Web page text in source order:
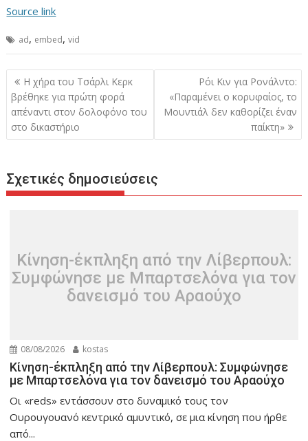
Source link
ad, embed,vid
Πλοήγηση
άρθρων
Η χήρα του Τσάρλι Κερκ
βρέθηκε για πρώτη φορά
απέναντι στον δολοφόνο του
στο δικαστήριο
Ρόι Κιν για Ρονάλντο:
«Παραμένει ο κορυφαίος, το
Μουντιάλ δεν καθορίζει έναν
παίκτη»
Σχετικές δημοσιεύσεις
Κίνηση-έκπληξη από την Λίβερπουλ:
Συμφώνησε με Μπαρτσελόνα για τον
δανεισμό του Αραούχο
08/08/2026 kostas
Κίνηση-έκπληξη από την Λίβερπουλ: Συμφώνησε
με Μπαρτσελόνα για τον δανεισμό του Αραούχο
Οι «reds» εντάσσουν στο δυναμικό τους τον
Ουρουγουανό κεντρικό αμυντικό, σε μια κίνηση που ήρθε
από...